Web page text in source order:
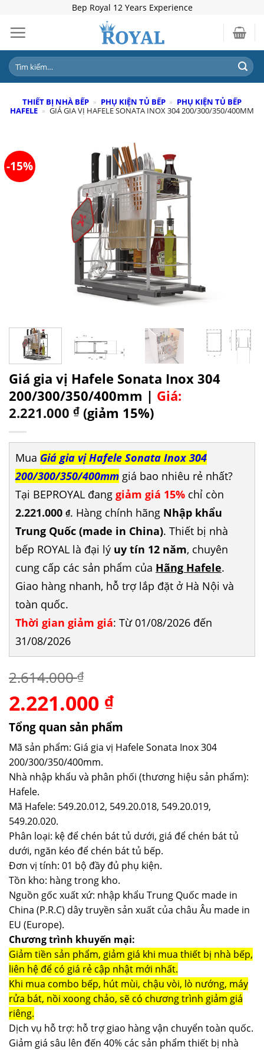
content
Bep Royal 12 Years Experience
Tìm
kiếm:
THIẾT BỊ NHÀ BẾP » PHỤ KIỆN TỦ BẾP » PHỤ KIỆN TỦ BẾP
HAFELE » GIÁ GIA VỊ HAFELE SONATA INOX 304 200/300/350/400MM
-15%
Giá gia vị Hafele Sonata Inox 304
200/300/350/400mm | Giá:
2.221.000 ₫ (giảm 15%)
Mua Giá gia vị Hafele Sonata Inox 304
200/300/350/400mm giá bao nhiêu rẻ nhất?
Tại BEPROYAL đang giảm giá 15% chỉ còn
2.221.000 ₫. Hàng chính hãng Nhập khẩu
Trung Quốc (made in China). Thiết bị nhà
bếp ROYAL là đại lý uy tín 12 năm, chuyên
cung cấp các sản phẩm của Hãng Hafele.
Giao hàng nhanh, hỗ trợ lắp đặt ở Hà Nội và
toàn quốc.
Thời gian giảm giá: Từ 01/08/2026 đến
31/08/2026
2.614.000₫
Giá
gốc
là:
2.614.000 ₫.
2.221.000 ₫Giá
tại
là:
2.221.000 ₫.
Tổng quan sản phẩm
Mã sản phẩm: Giá gia vị Hafele Sonata Inox 304
200/300/350/400mm.
Nhà nhập khẩu và phân phối (thương hiệu sản phẩm):
Hafele.
Mã Hafele: 549.20.012, 549.20.018, 549.20.019,
549.20.020.
Phân loại: kệ để chén bát tủ dưới, giá để chén bát tủ
dưới, ngăn kéo để chén bát tủ bếp.
Đơn vị tính: 01 bộ đầy đủ phụ kiện.
Tồn kho: hàng trong kho.
Nguồn gốc xuất xứ: nhập khẩu Trung Quốc made in
China (P.R.C) dây truyền sản xuất của châu Âu made in
EU (Europe).
Chương trình khuyến mại:
Giảm tiền sản phẩm, giảm giá khi mua thiết bị nhà bếp,
liên hệ để có giá rẻ cập nhật mới nhất.
Khi mua combo bếp, hút mùi, chậu vòi, lò nướng, máy
rửa bát, nồi xoong chảo, sẽ có chương trình giảm giá
riêng.
Dịch vụ hỗ trợ: hỗ trợ giao hàng vận chuyển toàn quốc.
Giảm giá sâu lên đến 40% các sản phẩm thiết bị nhà